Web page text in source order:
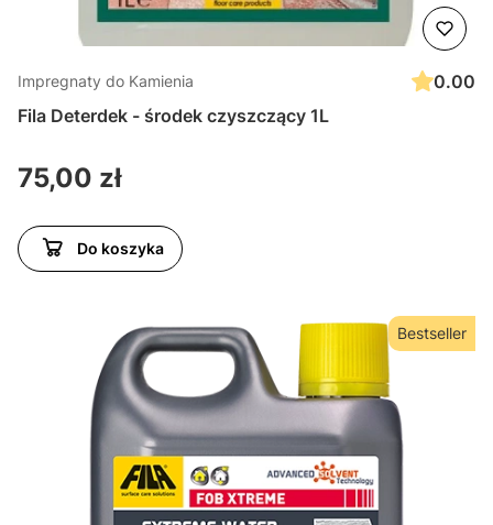
Impregnaty do Kamienia
0.00
Fila Deterdek - środek czyszczący 1L
Cena
75,00 zł
Do koszyka
Bestseller